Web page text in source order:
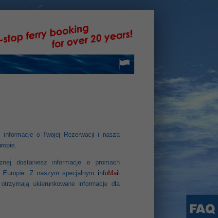
informacje o Twojej Rezerwacji i nasza
dostaniesz informacje o promach
Europie. Z naszym specjalnym infoMail
ukierunkowane informacje dla